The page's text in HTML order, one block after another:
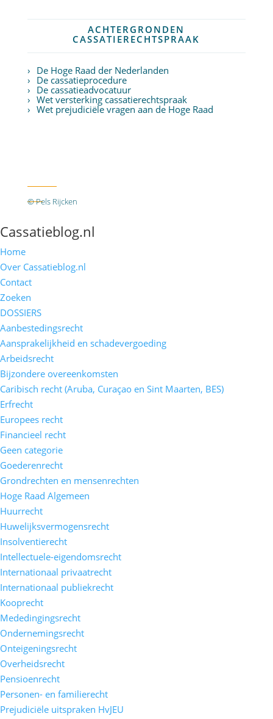
ACHTERGRONDEN
CASSATIERECHTSPRAAK
De Hoge Raad der Nederlanden
De cassatieprocedure
De cassatieadvocatuur
Wet versterking cassatierechtspraak
Wet prejudiciële vragen aan de Hoge Raad
© Pels Rijcken
Cassatieblog.nl
Home
Over Cassatieblog.nl
Contact
Zoeken
DOSSIERS
Aanbestedingsrecht
Aansprakelijkheid en schadevergoeding
Arbeidsrecht
Bijzondere overeenkomsten
Caribisch recht (Aruba, Curaçao en Sint Maarten, BES)
Erfrecht
Europees recht
Financieel recht
Geen categorie
Goederenrecht
Grondrechten en mensenrechten
Hoge Raad Algemeen
Huurrecht
Huwelijksvermogensrecht
Insolventierecht
Intellectuele-eigendomsrecht
Internationaal privaatrecht
Internationaal publiekrecht
Kooprecht
Mededingingsrecht
Ondernemingsrecht
Onteigeningsrecht
Overheidsrecht
Pensioenrecht
Personen- en familierecht
Prejudiciële uitspraken HvJEU